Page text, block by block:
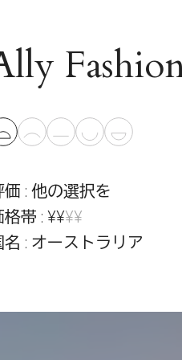
価 : 他の選択を
格帯 : ¥¥¥¥
名 : オーストラリア